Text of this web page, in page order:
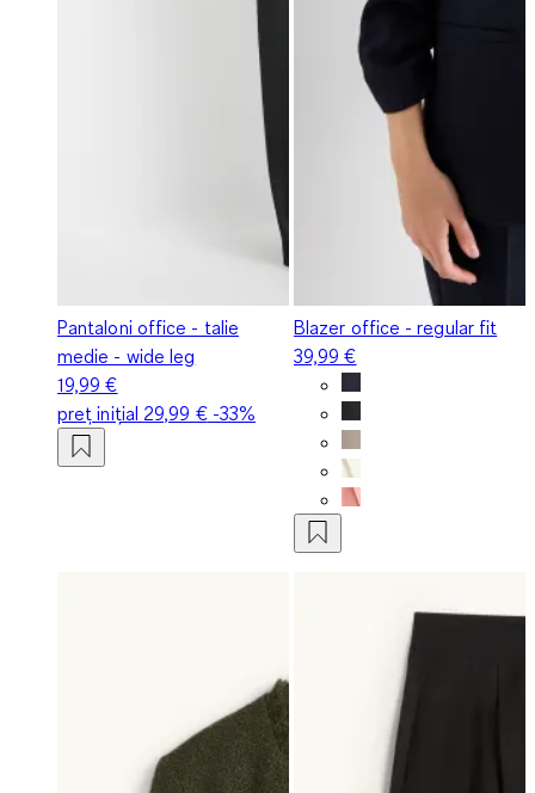
Pantaloni office - talie
medie - wide leg
19,99 €
preț inițial 29,99 €-33%
Blazer office - regular fit
39,99 €